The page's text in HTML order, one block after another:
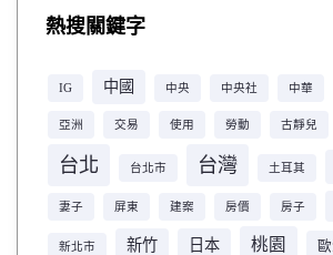
熱搜關鍵字
IG 中國 中央 中央社 中華
亞洲 交易 使用 勞動 古靜兒
台北 台北市 台灣 土耳其
妻子 屏東 建案 房價 房子
新北市 新竹 日本 桃園